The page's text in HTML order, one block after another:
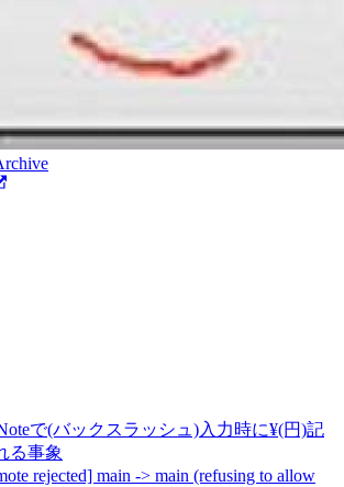
で(バックスラッシュ)入力時に¥(円)記
る事象
rejected] main -> main (refusing to allow